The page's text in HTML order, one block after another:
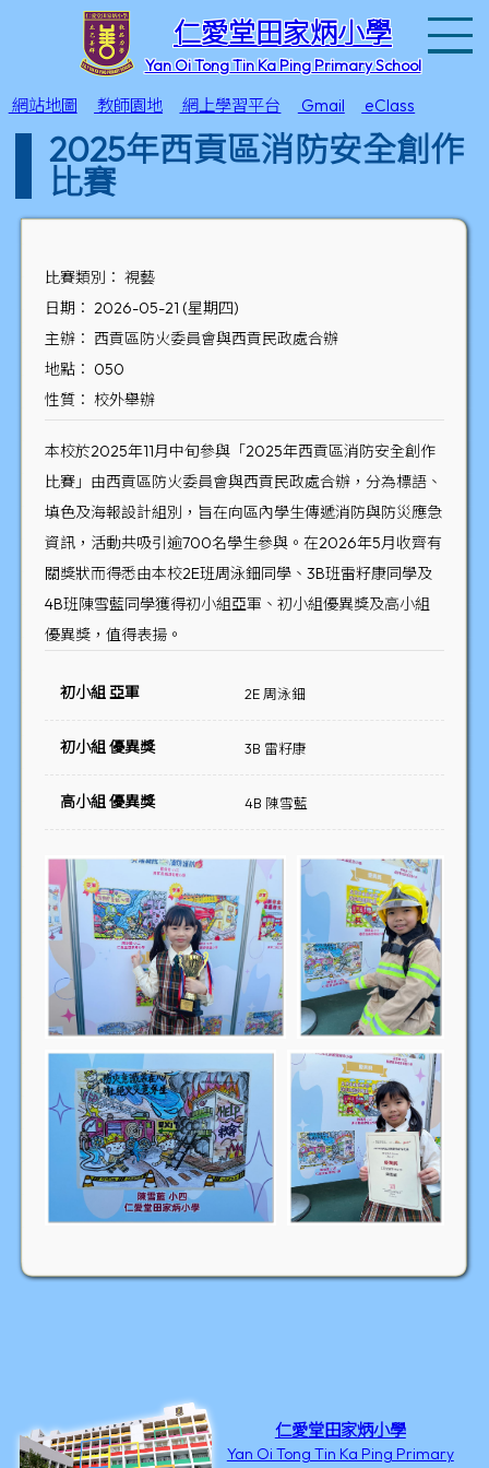
仁愛堂田家炳小學
Yan Oi Tong Tin Ka Ping Primary School
網站地圖 教師園地 網上學習平台 Gmail eClass
2025年西貢區消防安全創作
比賽
比賽類別： 視藝
日期： 2026-05-21 (星期四)
主辦： 西貢區防火委員會與西貢民政處合辦
地點： 050
性質： 校外舉辦
本校於2025年11月中旬參與「2025年西貢區消防安全創作
比賽」由西貢區防火委員會與西貢民政處合辦，分為標語、
填色及海報設計組別，旨在向區內學生傳遞消防與防災應急
資訊，活動共吸引逾700名學生參與。在2026年5月收齊有
關獎狀而得悉由本校2E班周泳鈿同學、3B班雷籽康同學及
4B班陳雪藍同學獲得初小組亞軍、初小組優異獎及高小組
優異獎，值得表揚。
初小組 亞軍 2E 周泳鈿
初小組 優異獎 3B 雷籽康
高小組 優異獎 4B 陳雪藍
仁愛堂田家炳小學
Yan Oi Tong Tin Ka Ping Primary